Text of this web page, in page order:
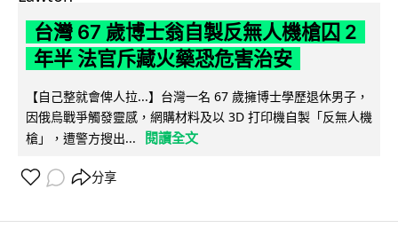
台灣 67 歲博士翁自製反無人機槍囚 2
年半 法官斥藏火藥恐危害治安
【自己整就會俾人拉...】台灣一名 67 歲擁博士學歷退休男子，
因俄烏戰爭觸發靈感，網購材料及以 3D 打印機自製「反無人機
槍」，遭警方搜出...
閱讀全文
分享